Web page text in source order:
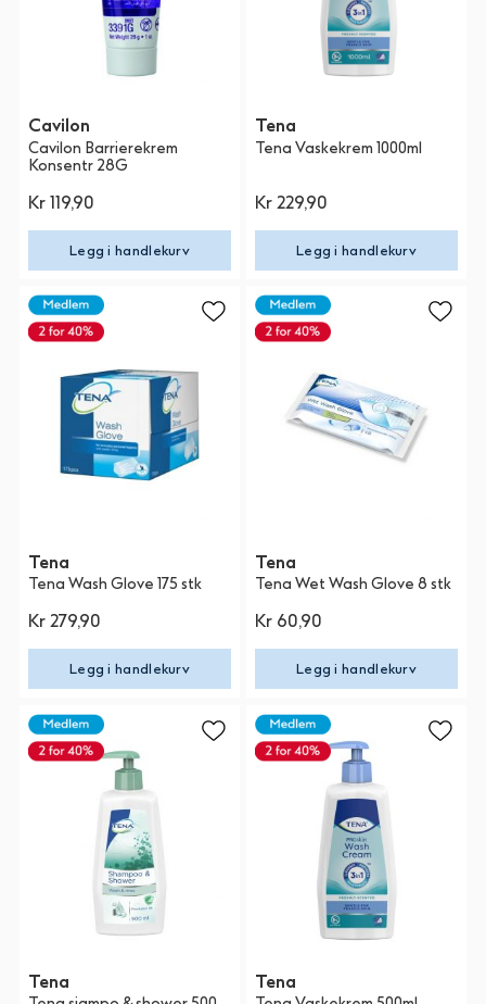
Cavilon
Cavilon Barrierekrem
Konsentr 28G
Kr 119,90
Legg i handlekurv
Tena
Tena Vaskekrem 1000ml
Kr 229,90
Legg i handlekurv
Tena
Tena Wash Glove 175 stk
Kr 279,90
Legg i handlekurv
Tena
Tena Wet Wash Glove 8 stk
Kr 60,90
Legg i handlekurv
Tena Tena